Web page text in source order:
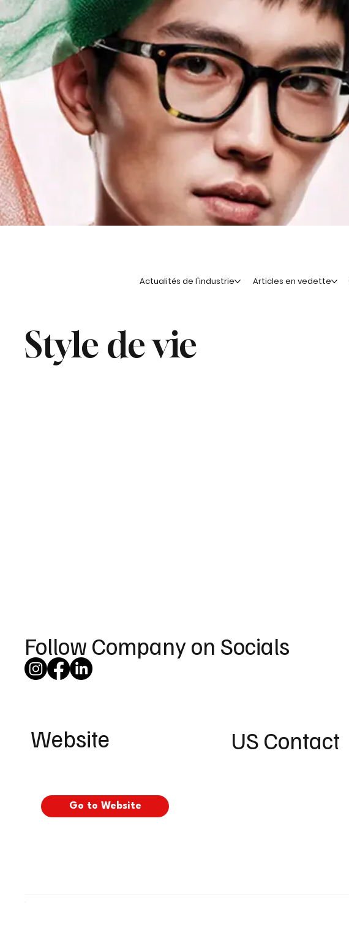
Actualités de l'industrie Articles en vedette
Style de vie
Follow Company on Socials
Website
Go to Website
US Contact